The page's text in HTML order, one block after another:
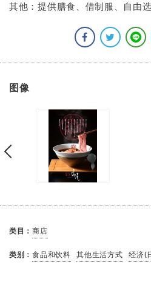
其他：提供膳食、借制服、自由
图像
类目：商店
类别：食品和饮料 其他生活方式 经济(